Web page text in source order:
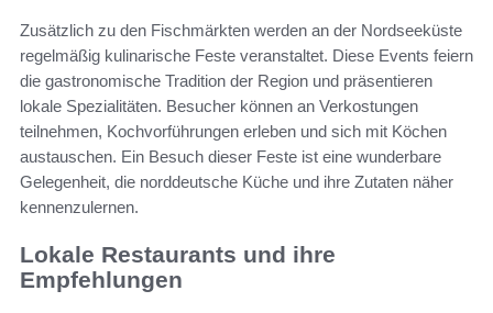
Zusätzlich zu den Fischmärkten werden an der Nordseeküste
regelmäßig kulinarische Feste veranstaltet. Diese Events feiern
die gastronomische Tradition der Region und präsentieren
lokale Spezialitäten. Besucher können an Verkostungen
teilnehmen, Kochvorführungen erleben und sich mit Köchen
austauschen. Ein Besuch dieser Feste ist eine wunderbare
Gelegenheit, die norddeutsche Küche und ihre Zutaten näher
kennenzulernen.
Lokale Restaurants und ihre
Empfehlungen